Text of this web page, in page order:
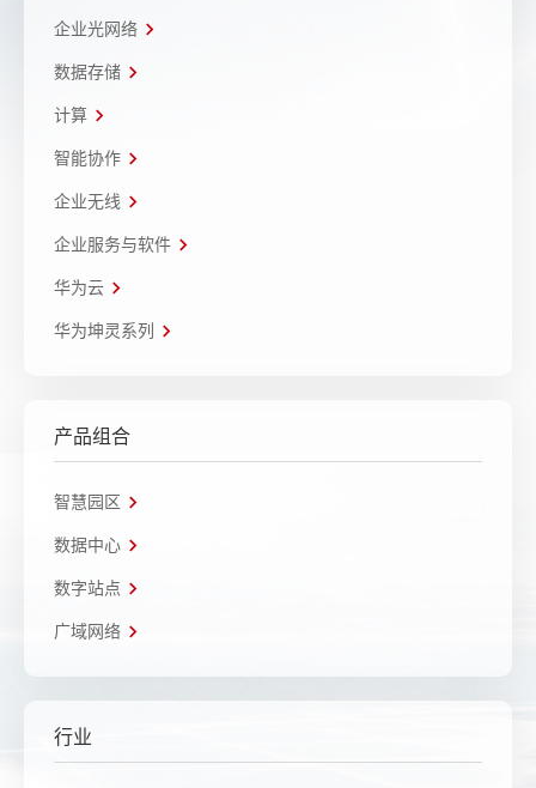
企业光网络
数据存储
计算
智能协作
企业无线
企业服务与软件
华为云
华为坤灵系列
产品组合
智慧园区
数据中心
数字站点
广域网络
行业